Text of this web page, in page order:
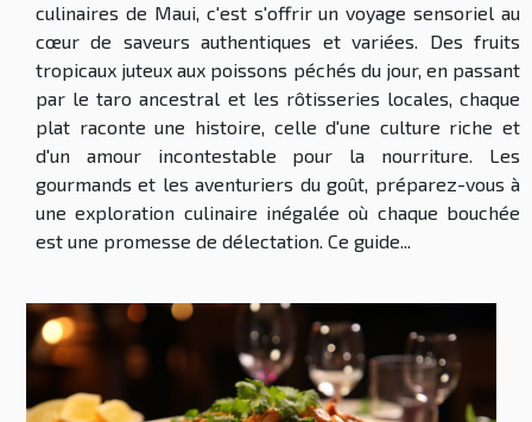
culinaires de Maui, c'est s'offrir un voyage sensoriel au
cœur de saveurs authentiques et variées. Des fruits
tropicaux juteux aux poissons péchés du jour, en passant
par le taro ancestral et les rôtisseries locales, chaque
plat raconte une histoire, celle d'une culture riche et
d'un amour incontestable pour la nourriture. Les
gourmands et les aventuriers du goût, préparez-vous à
une exploration culinaire inégalée où chaque bouchée
est une promesse de délectation. Ce guide...